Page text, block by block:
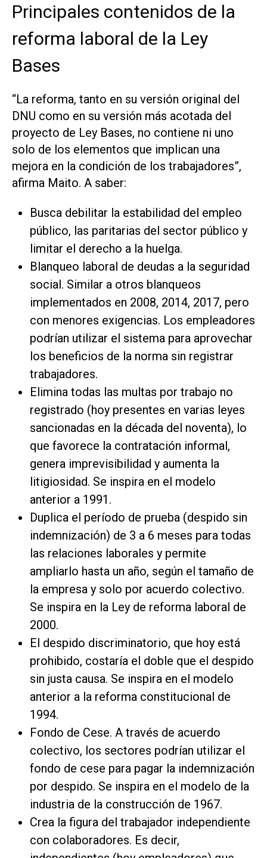
Principales contenidos de la
reforma laboral de la Ley
Bases
“La reforma, tanto en su versión original del
DNU como en su versión más acotada del
proyecto de Ley Bases, no contiene ni uno
solo de los elementos que implican una
mejora en la condición de los trabajadores”,
afirma Maito. A saber:
Busca debilitar la estabilidad del empleo
público, las paritarias del sector público y
limitar el derecho a la huelga.
Blanqueo laboral de deudas a la seguridad
social. Similar a otros blanqueos
implementados en 2008, 2014, 2017, pero
con menores exigencias. Los empleadores
podrían utilizar el sistema para aprovechar
los beneficios de la norma sin registrar
trabajadores.
Elimina todas las multas por trabajo no
registrado (hoy presentes en varias leyes
sancionadas en la década del noventa), lo
que favorece la contratación informal,
genera imprevisibilidad y aumenta la
litigiosidad. Se inspira en el modelo
anterior a 1991.
Duplica el período de prueba (despido sin
indemnización) de 3 a 6 meses para todas
las relaciones laborales y permite
ampliarlo hasta un año, según el tamaño de
la empresa y solo por acuerdo colectivo.
Se inspira en la Ley de reforma laboral de
2000.
El despido discriminatorio, que hoy está
prohibido, costaría el doble que el despido
sin justa causa. Se inspira en el modelo
anterior a la reforma constitucional de
1994.
Fondo de Cese. A través de acuerdo
colectivo, los sectores podrían utilizar el
fondo de cese para pagar la indemnización
por despido. Se inspira en el modelo de la
industria de la construcción de 1967.
Crea la figura del trabajador independiente
con colaboradores. Es decir,